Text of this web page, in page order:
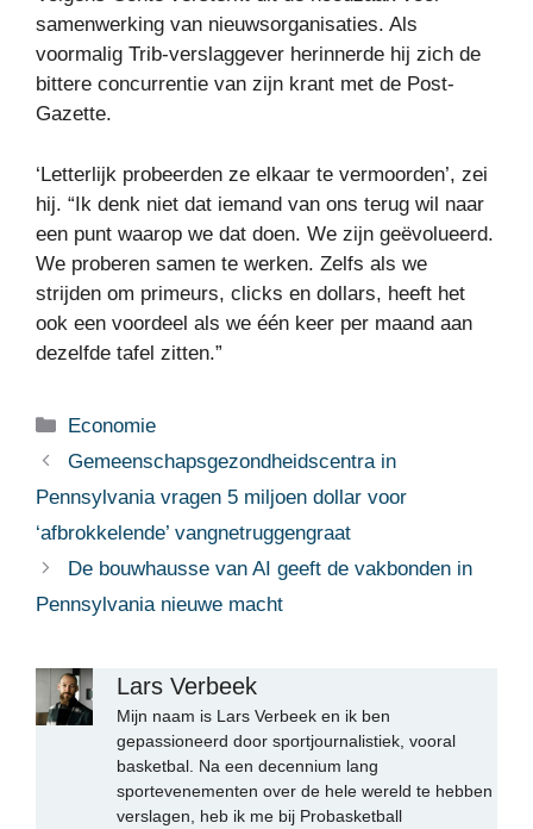
samenwerking van nieuwsorganisaties. Als
voormalig Trib-verslaggever herinnerde hij zich de
bittere concurrentie van zijn krant met de Post-
Gazette.
‘Letterlijk probeerden ze elkaar te vermoorden’, zei
hij. “Ik denk niet dat iemand van ons terug wil naar
een punt waarop we dat doen. We zijn geëvolueerd.
We proberen samen te werken. Zelfs als we
strijden om primeurs, clicks en dollars, heeft het
ook een voordeel als we één keer per maand aan
dezelfde tafel zitten.”
Categorieën
Economie
Gemeenschapsgezondheidscentra in
Pennsylvania vragen 5 miljoen dollar voor
‘afbrokkelende’ vangnetruggengraat
De bouwhausse van AI geeft de vakbonden in
Pennsylvania nieuwe macht
Lars Verbeek
Mijn naam is Lars Verbeek en ik ben
gepassioneerd door sportjournalistiek, vooral
basketbal. Na een decennium lang
sportevenementen over de hele wereld te hebben
verslagen, heb ik me bij Probasketball